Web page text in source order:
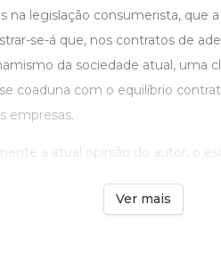
na legislação consumerista, que
se-á que, nos contratos de
da sociedade atual, uma
coaduna com o equilíbrio
empresas.
a atual opinião do autor, o
Ver mais